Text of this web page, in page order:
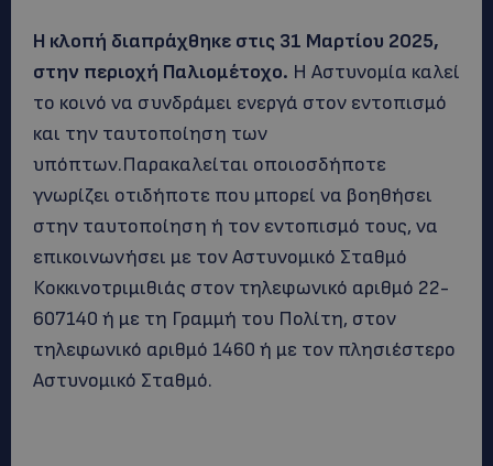
Η κλοπή διαπράχθηκε στις 31 Μαρτίου 2025,
στην περιοχή Παλιομέτοχο. Η Αστυνομία καλεί
το κοινό να συνδράμει ενεργά στον εντοπισμό
και την ταυτοποίηση των
υπόπτων.Παρακαλείται οποιοσδήποτε
γνωρίζει οτιδήποτε που μπορεί να βοηθήσει
στην ταυτοποίηση ή τον εντοπισμό τους, να
επικοινωνήσει με τον Αστυνομικό Σταθμό
Κοκκινοτριμιθιάς στον τηλεφωνικό αριθμό 22-
607140 ή με τη Γραμμή του Πολίτη, στον
τηλεφωνικό αριθμό 1460 ή με τον πλησιέστερο
Αστυνομικό Σταθμό.